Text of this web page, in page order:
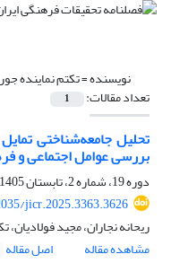
نویسنده =تکتم نماینده
تعداد مقالات: 1
تحلیل جامعه‌شناختی
بررسی عوامل اجتماعی و
دوره 19، شماره 2، تابستان 1405، صفحه
jicr.2025.3363.3626
ریحانه نجاران، مجید فولادیان،
مشاهده مقاله
اصل مقاله